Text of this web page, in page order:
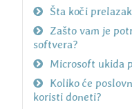
Šta koči
Zašto vam je
softvera?
Microsoft ukida
Koliko će
koristi doneti?